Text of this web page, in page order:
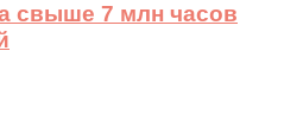
свыше 7 млн часов